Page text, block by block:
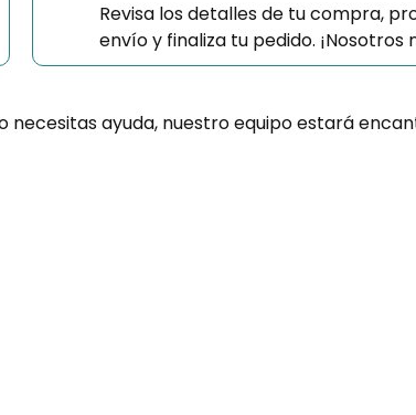
Revisa los detalles de tu compra,
envío y finaliza tu pedido.
ayuda, nuestro equipo estará